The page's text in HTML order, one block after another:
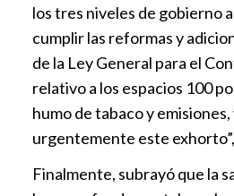
los tres niveles de gobierno
cumplir las reformas y
de la Ley General para el
relativo a los espacios 100
humo de tabaco y
urgentemente este
Finalmente, subrayó que la